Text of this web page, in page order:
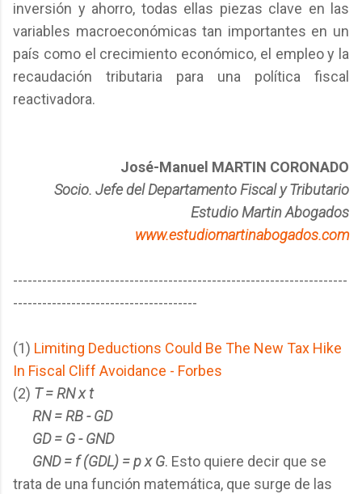
inversión y ahorro, todas ellas piezas clave en las
variables macroeconómicas tan importantes en un
país como el crecimiento económico, el empleo y la
recaudación tributaria para una política fiscal
reactivadora.
José-Manuel MARTIN CORONADO
Socio. Jefe del Departamento Fiscal y Tributario
Estudio Martin Abogados
www.estudiomartinabogados.com
---------------------------------------------------------------------
--------------------------------------
(1) Limiting Deductions Could Be The New Tax Hike
In Fiscal Cliff Avoidance - Forbes
(2) T = RN x t
RN = RB - GD
GD = G - GND
GND = f (GDL) = p x G. Esto quiere decir que se
trata de una función matemática, que surge de las